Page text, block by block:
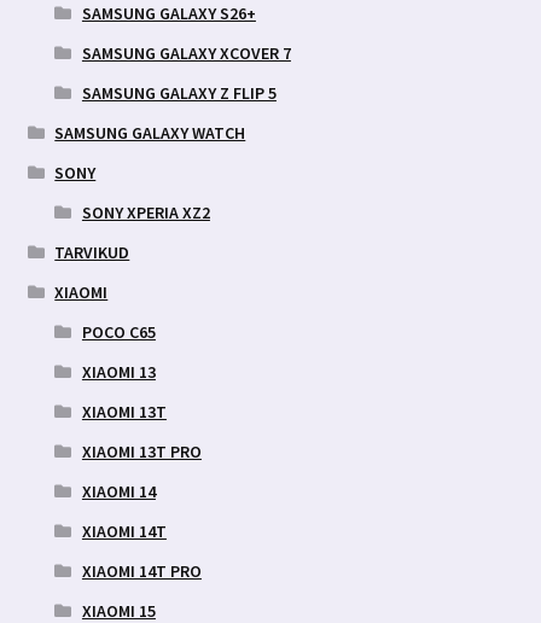
SAMSUNG GALAXY S26+
SAMSUNG GALAXY XCOVER 7
SAMSUNG GALAXY Z FLIP 5
SAMSUNG GALAXY WATCH
SONY
SONY XPERIA XZ2
TARVIKUD
XIAOMI
POCO C65
XIAOMI 13
XIAOMI 13T
XIAOMI 13T PRO
XIAOMI 14
XIAOMI 14T
XIAOMI 14T PRO
XIAOMI 15